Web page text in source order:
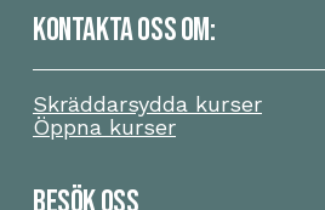
KONTAKTA OSS OM:
Skräddarsydda kurser
Öppna kurser